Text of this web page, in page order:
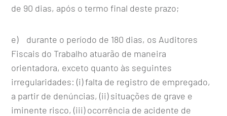
de 90 dias, após o termo final deste prazo;
e) durante o período de 180 dias, os Auditores
Fiscais do Trabalho atuarão de maneira
orientadora, exceto quanto às seguintes
irregularidades: (i) falta de registro de empregado,
a partir de denúncias, (ii) situações de grave e
iminente risco, (iii) ocorrência de acidente de